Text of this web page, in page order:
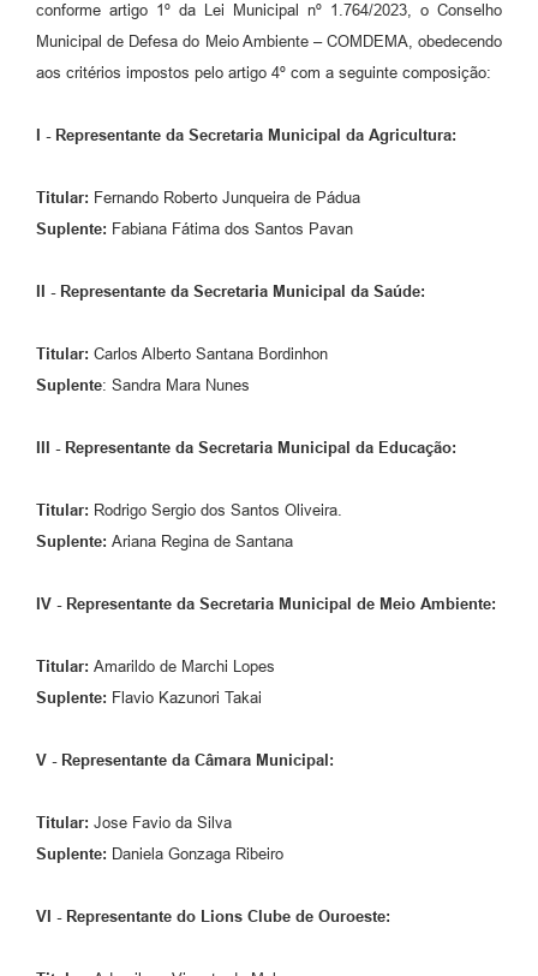
conforme artigo 1º da Lei Municipal nº 1.764/2023, o Conselho
Municipal de Defesa do Meio Ambiente – COMDEMA, obedecendo
aos critérios impostos pelo artigo 4º com a seguinte composição:
I - Representante da Secretaria Municipal da Agricultura:
Titular: Fernando Roberto Junqueira de Pádua
Suplente: Fabiana Fátima dos Santos Pavan
II - Representante da Secretaria Municipal da Saúde:
Titular: Carlos Alberto Santana Bordinhon
Suplente: Sandra Mara Nunes
III - Representante da Secretaria Municipal da Educação:
Titular: Rodrigo Sergio dos Santos Oliveira.
Suplente: Ariana Regina de Santana
IV - Representante da Secretaria Municipal de Meio Ambiente:
Titular: Amarildo de Marchi Lopes
Suplente: Flavio Kazunori Takai
V - Representante da Câmara Municipal:
Titular: Jose Favio da Silva
Suplente: Daniela Gonzaga Ribeiro
VI - Representante do Lions Clube de Ouroeste: